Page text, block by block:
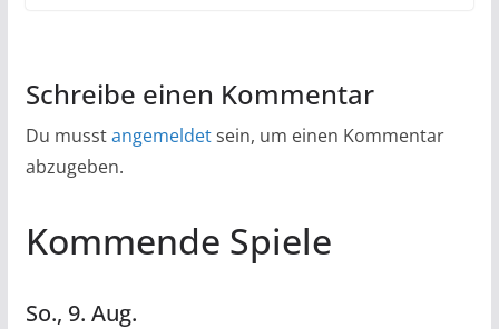
Schreibe einen Kommentar
Du musstangemeldetsein, um einen Kommentar
abzugeben.
Kommende Spiele
So., 9. Aug.